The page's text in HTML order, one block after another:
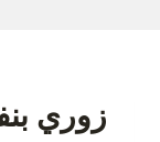
زوري